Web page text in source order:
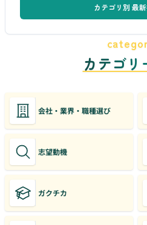
カテゴリ別 最
カテゴリ
会社・業界・職種選び
志望動機
ガクチカ